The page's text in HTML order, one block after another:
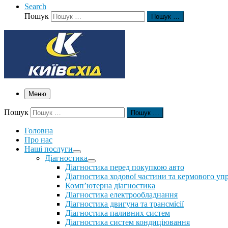
Search
Пошук
Пошук …
Меню
Пошук Пошук …
Головна
Про нас
Наші послуги
Діагностика
Діагностика перед покупкою авто
Діагностика ходової частини та кермового
Комп’ютерна діагностика
Діагностика електрообладнання
Діагностика двигуна та трансмісії
Діагностика паливних систем
Діагностика систем кондиціювання